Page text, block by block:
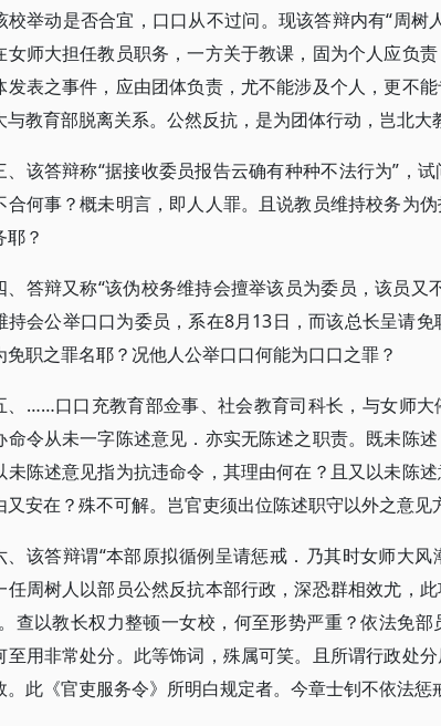
校举动是否合宜，口口从不过问。现该答辩内有“周树
女师大担任教员职务，一方关于教课，固为个人应负
发表之事件，应由团体负责，尤不能涉及个人，更不
与教育部脱离关系。公然反抗，是为团体行动，岂北大
、该答辩称“据接收委员报告云确有种种不法行为”，
合何事？概未明言，即人人罪。且说教员维持校务为
耶？
、答辩又称“该伪校务维持会擅举该员为委员，该员又
持会公举口口为委员，系在8月13日，而该总长呈请
免职之罪名耶？况他人公举口口何能为口口之罪？
、……口口充教育部佥事、社会教育司科长，与女师
命令从未一字陈述意见．亦实无陈述之职责。既未陈
未陈述意见指为抗违命令，其理由何在？且又以未陈
又安在？殊不可解。岂官吏须出位陈述职守以外之意见
、该答辩谓“本部原拟循例呈请惩戒．乃其时女师大
任周树人以部员公然反抗本部行政，深恐群相效尤，
查以教长权力整顿一女校，何至形势严重？依法免
至用非常处分。此等饰词，殊属可笑。且所谓行政处
。此《官吏服务令》所明白规定者。今章士钊不依法惩